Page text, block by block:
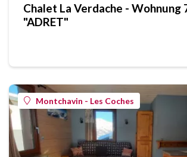
Chalet La Verdache - Wohnung
"ADRET"
Montchavin - Les Coches